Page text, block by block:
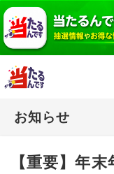
お知らせ
【重要】年